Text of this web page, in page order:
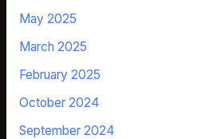
May 2025
March 2025
February 2025
October 2024
September 2024